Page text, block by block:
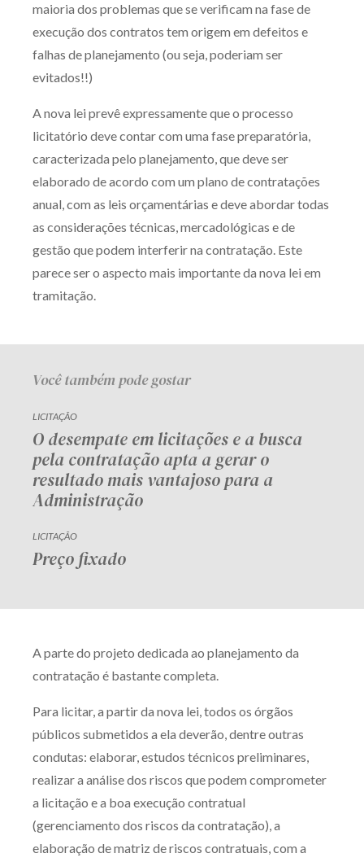
maioria dos problemas que se verificam na fase de
execução dos contratos tem origem em defeitos e
falhas de planejamento (ou seja, poderiam ser
evitados!!)
A nova lei prevê expressamente que o processo
licitatório deve contar com uma fase preparatória,
caracterizada pelo planejamento, que deve ser
elaborado de acordo com um plano de contratações
anual, com as leis orçamentárias e deve abordar todas
as considerações técnicas, mercadológicas e de
gestão que podem interferir na contratação. Este
parece ser o aspecto mais importante da nova lei em
tramitação.
Você também pode gostar
LICITAÇÃO
O desempate em licitações e a busca
pela contratação apta a gerar o
resultado mais vantajoso para a
Administração
LICITAÇÃO
Preço fixado
A parte do projeto dedicada ao planejamento da
contratação é bastante completa.
Para licitar, a partir da nova lei, todos os órgãos
públicos submetidos a ela deverão, dentre outras
condutas: elaborar, estudos técnicos preliminares,
realizar a análise dos riscos que podem comprometer
a licitação e a boa execução contratual
(gerenciamento dos riscos da contratação), a
elaboração de matriz de riscos contratuais, com a